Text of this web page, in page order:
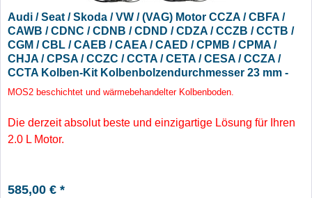
Audi / Seat / Skoda / VW / (VAG) Motor CCZA / CBFA /
CAWB / CDNC / CDNB / CDND / CDZA / CCZB / CCTB /
CGM / CBL / CAEB / CAEA / CAED / CPMB / CPMA /
CHJA / CPSA / CCZC / CCTA / CETA / CESA / CCZA /
CCTA Kolben-Kit Kolbenbolzendurchmesser 23 mm -
Standardmaß
MOS2 beschichtet und wärmebehandelter Kolbenboden.
Die derzeit absolut beste und einzigartige Lösung für Ihren
2.0 L Motor.
585,00 € *